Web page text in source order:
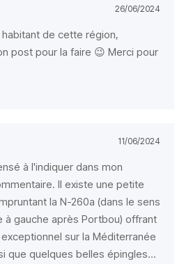
26/06/2024
habitant de cette région,
post pour la faire 😉 Merci pour
11/06/2024
à l'indiquer dans mon
Il existe une petite
la N-260a (dans le sens
à gauche après Portbou) offrant
sur la Méditerranée
que quelques belles épingles...